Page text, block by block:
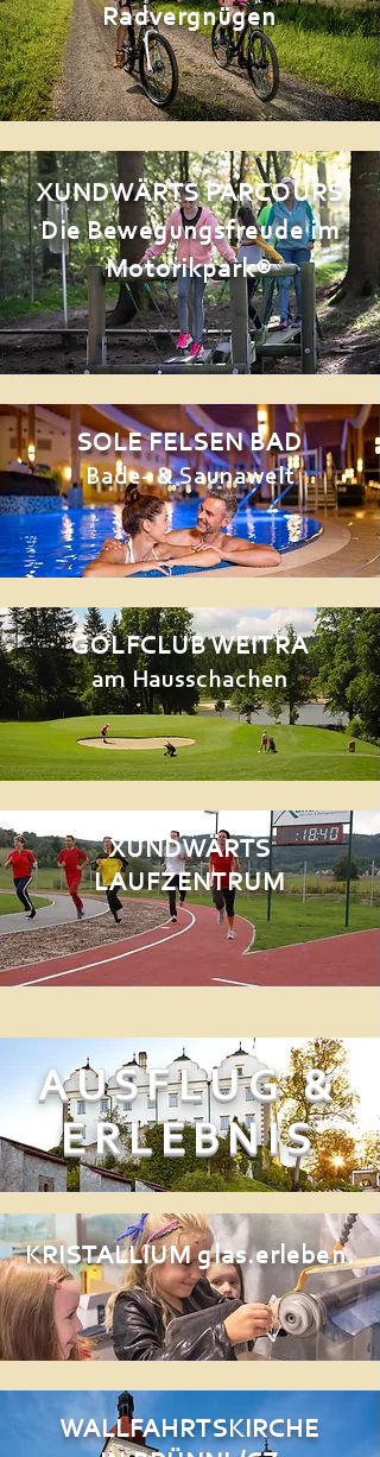
AUSFLUG &
ERLEBNIS
KRISTALLIUM glas.erleben.
WALLFAHRTSKIRCHE
Radvergnügen
XUNDWÄRTS PARCOURS
Die Bewegungsfreude im
Motorikpark®
SOLE FELSEN BAD
Bade- & Saunawelt
GOLFCLUB WEITRA
am Hausschachen
XUNDWÄRTS
LAUFZENTRUM